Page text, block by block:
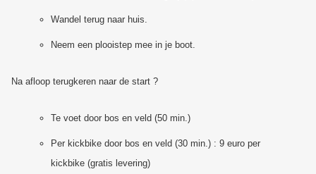
Wandel terug naar huis.
Neem een plooistep mee in je boot.
Na afloop terugkeren naar de start ?
Te voet door bos en veld (50 min.)
Per kickbike door bos en veld (30 min.) : 9 euro per
kickbike (gratis levering)